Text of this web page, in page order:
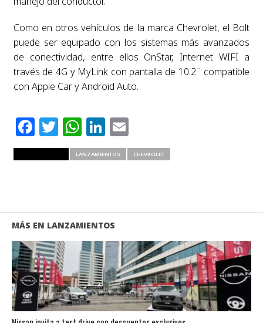
Como en otros vehículos de la marca Chevrolet, el Bolt
puede ser equipado con los sistemas más avanzados
de conectividad, entre ellos OnStar, Internet WIFI a
través de 4G y MyLink con pantalla de 10.2¨ compatible
con Apple Car y Android Auto.
Facebook
Twitter
WhatsApp
LinkedIn
Email
LANZAMIENTOS CHEVROLET
MÁS EN LANZAMIENTOS